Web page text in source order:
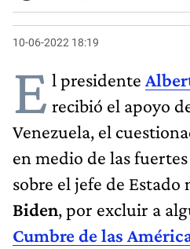
10-06-2022 18:19
E l presidente
recibió el apoyo
Venezuela, el
en medio de las
sobre el jefe de
Biden, por excluir a
Cumbre de las